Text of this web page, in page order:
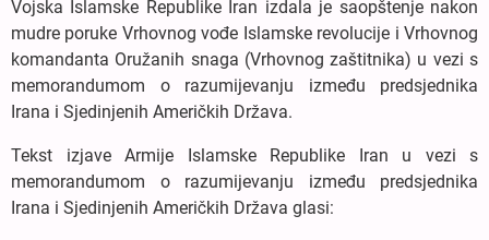
Vojska Islamske Republike Iran izdala je saopštenje nakon
mudre poruke Vrhovnog vođe Islamske revolucije i Vrhovnog
komandanta Oružanih snaga (Vrhovnog zaštitnika) u vezi s
memorandumom o razumijevanju između predsjednika
Irana i Sjedinjenih Američkih Država.
Tekst izjave Armije Islamske Republike Iran u vezi s
memorandumom o razumijevanju između predsjednika
Irana i Sjedinjenih Američkih Država glasi: